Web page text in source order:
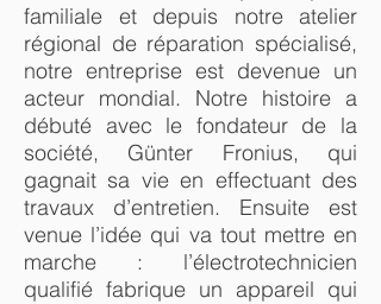
familiale et depuis notre atelier
régional de réparation spécialisé,
notre entreprise est devenue un
acteur mondial. Notre histoire a
débuté avec le fondateur de la
société, Günter Fronius, qui
gagnait sa vie en effectuant des
travaux d’entretien. Ensuite est
venue l’idée qui va tout mettre en
marche : l’électrotechnicien
qualifié fabrique un appareil qui